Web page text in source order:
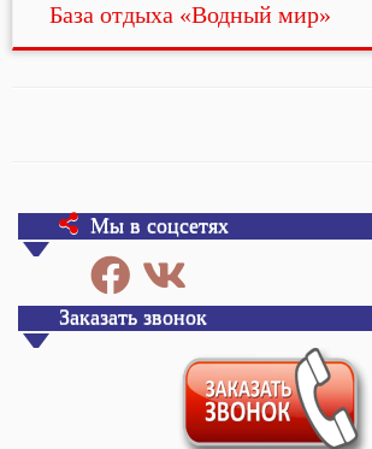
База отдыха «Водный мир»
Мы в соцсетях
Заказать звонок